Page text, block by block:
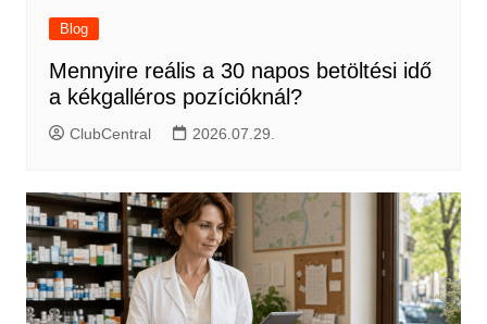
Blog
Mennyire reális a 30 napos betöltési idő
a kékgalléros pozícióknál?
ClubCentral 2026.07.29.